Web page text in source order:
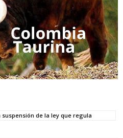
de la ley que regula